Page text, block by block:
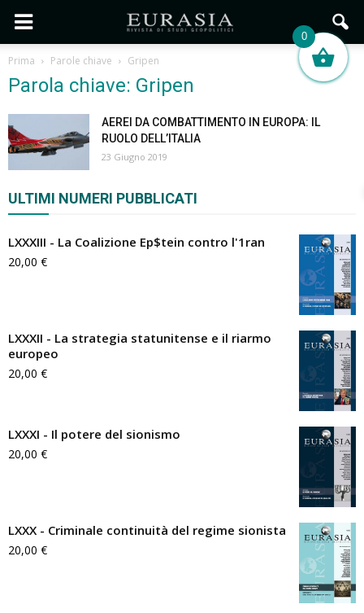
Prima Parole chiave Gripen
Parola chiave: Gripen
AEREI DA COMBATTIMENTO IN EUROPA: IL
RUOLO DELL’ITALIA
23 Giugno 2019
ULTIMI NUMERI PUBBLICATI
LXXXIII - La Coalizione Ep$tein contro l'1ran
20,00 €
LXXXII - La strategia statunitense e il riarmo
europeo
20,00 €
LXXXI - Il potere del sionismo
20,00 €
LXXX - Criminale continuità del regime sionista
20,00 €
0